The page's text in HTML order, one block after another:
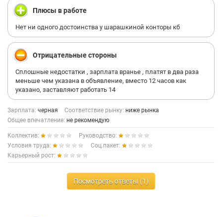
не остановила.Интересно,почему я должна отвечать за чужие
поступки??? Выставила Владимир,так в списке не было
Коврова. Никому не рекомендую данную организацию, не
тратьте время зря. Пишут зарплату в два раза больше чем она
есть на самом деле.
Плюсы в работе
Нет ни одного достоинства у шарашкиной конторы кб
Отрицательные стороны
Сплошные недостатки , зарплата вранье , платят в два раза
меньше чем указана в объявление, вместо 12 часов как
указано, заставляют работать 14
Зарплата: черная Соответствие рынку: ниже рынка
Общее впечатление: не рекомендую
Коллектив:
Руководство:
Условия труда:
Соц.пакет:
Карьерный рост:
Посмотреть ответы (1)